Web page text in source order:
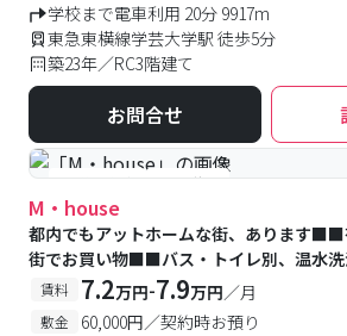
学校まで電車利用 20分 9917m
東急東横線学芸大学駅 徒歩5分
築23年／RC3階建て
お問合せ
#予約受付中 #空室待ち
M・house
都内でもアットホームな街、あります
街でお買い物■■バス・トイレ別、温水洗
賃料 7.2万円-7.9万円／月
敷金 60,000円／契約時お預り